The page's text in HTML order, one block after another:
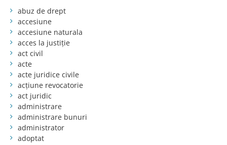
abuz de drept
accesiune
accesiune naturala
acces la justiție
act civil
acte
acte juridice civile
acțiune revocatorie
act juridic
administrare
administrare bunuri
administrator
adoptat